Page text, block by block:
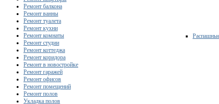
Ремонт балкона
Ремонт ванны
Ремонт туалета
Ремонт кухни
Ремонт комнаты
Ремонт студии
Ремонт коттеджа
Ремонт коридора
Ремонт в новостройке
Ремонт гаражей
Ремонт офисов
Ремонт помещений
Ремонт полов
Укладка полов